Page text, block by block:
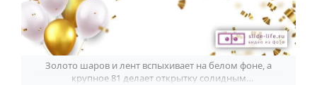
Золото шаров и лент вспыхивает на белом фоне, а
крупное 81 делает открытку солидным